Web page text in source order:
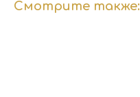
Смотрите также: